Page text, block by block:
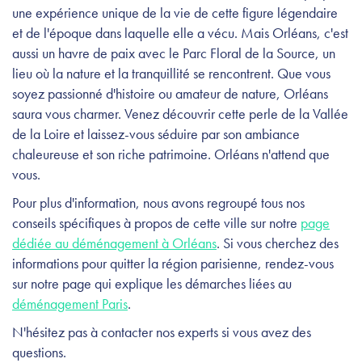
une expérience unique de la vie de cette figure légendaire
et de l'époque dans laquelle elle a vécu. Mais Orléans, c'est
aussi un havre de paix avec le Parc Floral de la Source, un
lieu où la nature et la tranquillité se rencontrent. Que vous
soyez passionné d'histoire ou amateur de nature, Orléans
saura vous charmer. Venez découvrir cette perle de la Vallée
de la Loire et laissez-vous séduire par son ambiance
chaleureuse et son riche patrimoine. Orléans n'attend que
vous.
Pour plus d'information, nous avons regroupé tous nos
conseils spécifiques à propos de cette ville sur notre page
dédiée au déménagement à Orléans. Si vous cherchez des
informations pour quitter la région parisienne, rendez-vous
sur notre page qui explique les démarches liées au
déménagement Paris.
N'hésitez pas à contacter nos experts si vous avez des
questions.